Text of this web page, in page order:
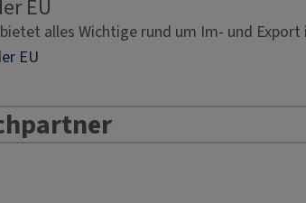
EU
alles Wichtige rund um Im- und Export
EU